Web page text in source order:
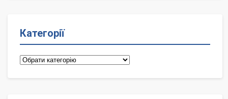
Категорії
Категорії